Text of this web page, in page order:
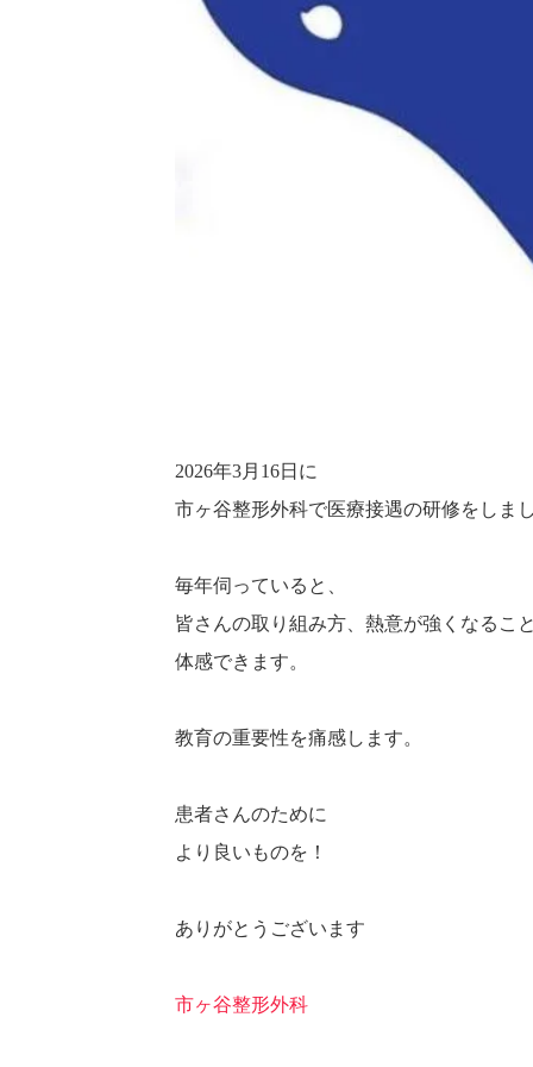
2026年3月16日に
市ヶ谷整形外科で医療接遇の研修をしま
毎年伺っていると、
皆さんの取り組み方、熱意が強くなるこ
体感できます。
教育の重要性を痛感します。
患者さんのために
より良いものを！
ありがとうございます
市ヶ谷整形外科